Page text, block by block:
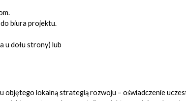
.
do biura projektu.
u dołu strony) lub
objętego lokalną strategią rozwoju – oświadczenie